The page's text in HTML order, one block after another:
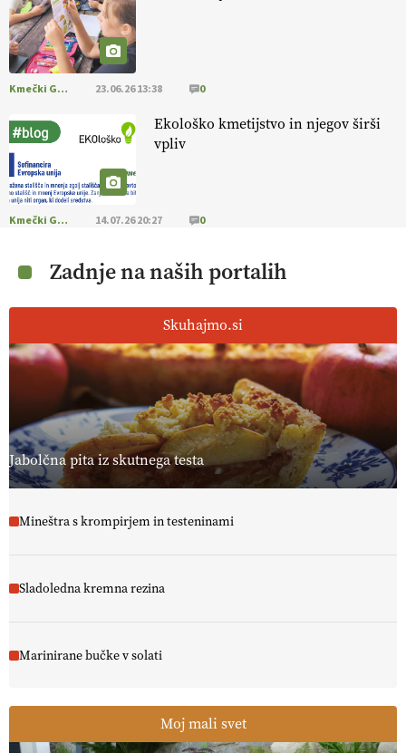
Kmečki Glas 23.06.26 13:38 0
Ekološko kmetijstvo in njegov širši
vpliv
Kmečki Glas 14.07.26 20:27 0
Zadnje na naših portalih
Skuhajmo.si
Jabolčna pita iz skutnega testa
Mineštra s krompirjem in testeninami
Sladoledna kremna rezina
Marinirane bučke v solati
Moj mali svet